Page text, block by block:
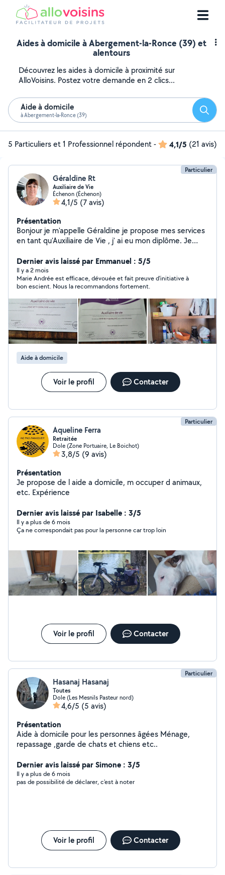
Aides à domicile à Abergement-la-Ronce (39) et
alentours
Découvrez les aides à domicile à proximité sur
AlloVoisins. Postez votre demande en 2 clics...
Aide à domicile
à Abergement-la-Ronce (39)
5 Particuliers et 1 Professionnel répondent- 4,1/5 (21 avis)
Particulier
Géraldine Rt
Auxiliaire de Vie
Échenon (Échenon)
4,1/5 (7 avis)
Présentation
Bonjour je m'appelle Géraldine je propose mes services
en tant qu'Auxiliaire de Vie , j' ai eu mon diplôme. Je
aide au lever et au coucher tout ce que fait une
Auxiliaire de vie. Je sais me servir des appareils
médicaux comme le verticalisateur Je suis une personne
sérieuse, discrète, gentille et j'aime rendre service aux
personnes âgées comme handicapées dans leur
quotidien . J'ai travaillé avec eux pendant plus de 10 ans.
Je souhaite être déclarée avec un contrat et paiement
CESU ou autres. A très bientôt, et je vous souhaite de
passer une agréable journée.
Dernier avis laissé par Emmanuel : 5/5
Il y a 2 mois
Marie Andrée est efficace, dévouée et fait preuve d'initiative à
bon escient. Nous la recommandons fortement.
Aide à domicile
Voir le profil Contacter
Particulier
Aqueline Ferra
Retraitée
Dole (Zone Portuaire, Le Boichot)
3,8/5 (9 avis)
Présentation
Je propose de l aide a domicile, m occuper d animaux,
etc. Expérience
Dernier avis laissé par Isabelle : 3/5
Il y a plus de 6 mois
Ça ne correspondait pas pour la personne car trop loin
Voir le profil Contacter
Particulier
Hasanaj Hasanaj
Toutes
Dole (Les Mesnils Pasteur nord)
4,6/5 (5 avis)
Présentation
Aide à domicile pour les personnes âgées Ménage,
repassage ,garde de chats et chiens etc..
Dernier avis laissé par Simone : 3/5
Il y a plus de 6 mois
pas de possibilité de déclarer, c'est à noter
Voir le profil Contacter